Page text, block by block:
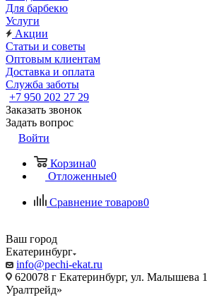
Для барбекю
Услуги
Акции
Статьи и советы
Оптовым клиентам
Доставка и оплата
Служба заботы
+7 950 202 27 29
Заказать звонок
Задать вопрос
Войти
Корзина0
Отложенные0
Сравнение товаров0
Ваш город
Екатеринбург
info@pechi-ekat.ru
620078 г Екатеринбург, ул.
Уралтрейд»